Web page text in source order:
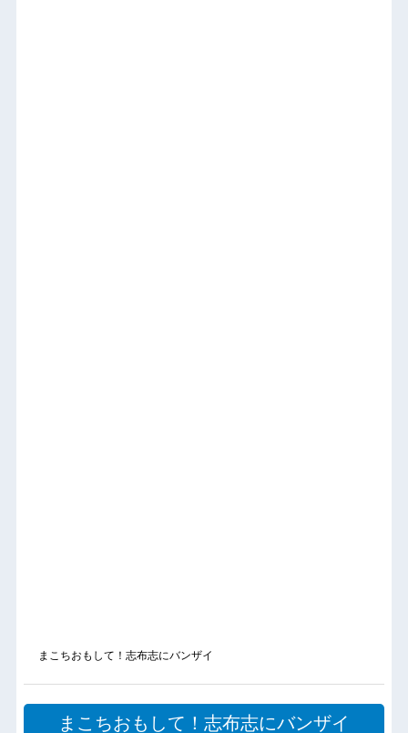
まこちおもして！志布志にバンザイ
まこちおもして！志布志にバンザイ